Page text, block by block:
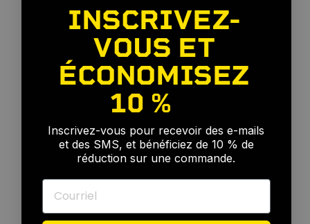
INSCRIVEZ-
VOUS ET
ÉCONOMISEZ
10 %
Inscrivez-vous pour recevoir des e-mails
et des SMS, et bénéficiez de 10 % de
réduction sur une commande.
Courriel